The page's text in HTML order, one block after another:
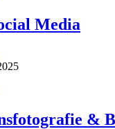
Media
&